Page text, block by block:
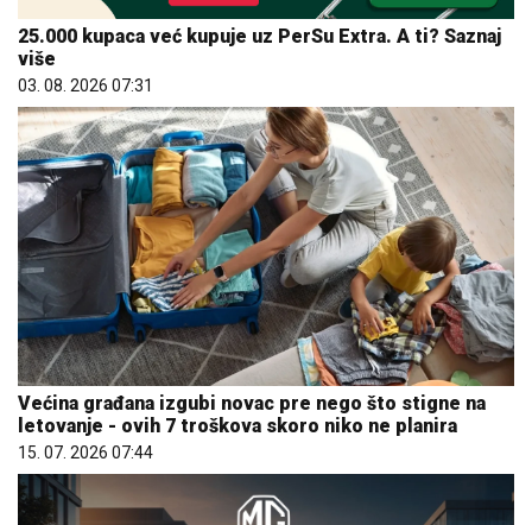
25.000 kupaca već kupuje uz PerSu Extra. A ti? Saznaj
više
03. 08. 2026 07:31
Većina građana izgubi novac pre nego što stigne na
letovanje - ovih 7 troškova skoro niko ne planira
15. 07. 2026 07:44